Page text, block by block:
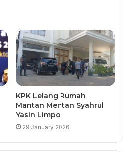
KPK Lelang Rumah
Mantan Mentan Syahrul
Yasin Limpo
29 January 2026